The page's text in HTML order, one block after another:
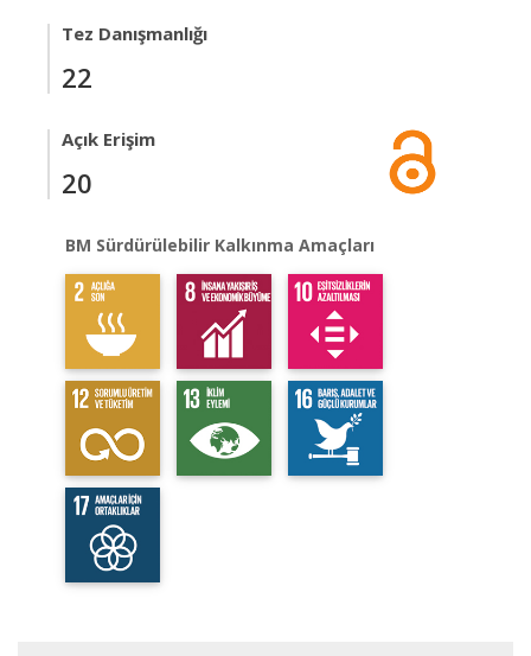
Tez Danışmanlığı
22
Açık Erişim
20
BM Sürdürülebilir Kalkınma Amaçları